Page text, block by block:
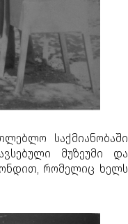
საქმიანობაში
მუზეუმი და
რომელიც ხელს